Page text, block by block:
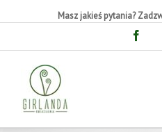
Masz jakieś pytania?